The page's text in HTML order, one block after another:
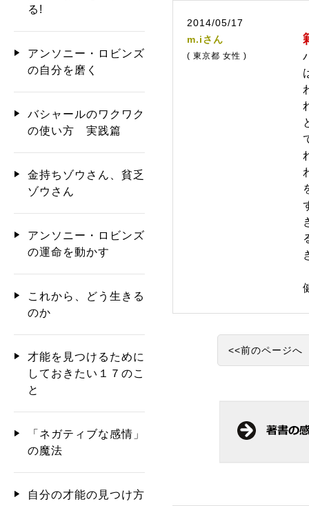
2014/05/17
m.iさん
( 東京都 女性 )
<<前のページへ
る!
アンソニー・ロビンズ
の自分を磨く
バシャールのワクワク
の使い方 実践篇
金持ちゾウさん、貧乏
ゾウさん
アンソニー・ロビンズ
の運命を動かす
これから、どう生きる
のか
才能を見つけるために
しておきたい１７のこ
と
「ネガティブな感情」
の魔法
自分の才能の見つけ方